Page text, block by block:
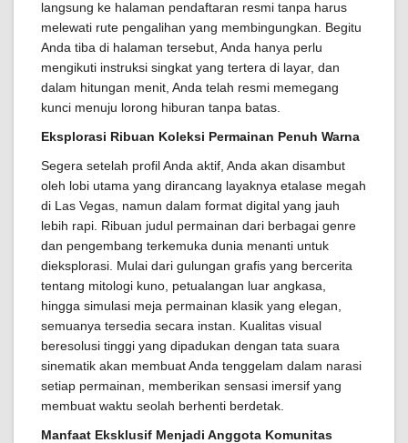
langsung ke halaman pendaftaran resmi tanpa harus
melewati rute pengalihan yang membingungkan. Begitu
Anda tiba di halaman tersebut, Anda hanya perlu
mengikuti instruksi singkat yang tertera di layar, dan
dalam hitungan menit, Anda telah resmi memegang
kunci menuju lorong hiburan tanpa batas.
Eksplorasi Ribuan Koleksi Permainan Penuh Warna
Segera setelah profil Anda aktif, Anda akan disambut
oleh lobi utama yang dirancang layaknya etalase megah
di Las Vegas, namun dalam format digital yang jauh
lebih rapi. Ribuan judul permainan dari berbagai genre
dan pengembang terkemuka dunia menanti untuk
dieksplorasi. Mulai dari gulungan grafis yang bercerita
tentang mitologi kuno, petualangan luar angkasa,
hingga simulasi meja permainan klasik yang elegan,
semuanya tersedia secara instan. Kualitas visual
beresolusi tinggi yang dipadukan dengan tata suara
sinematik akan membuat Anda tenggelam dalam narasi
setiap permainan, memberikan sensasi imersif yang
membuat waktu seolah berhenti berdetak.
Manfaat Eksklusif Menjadi Anggota Komunitas